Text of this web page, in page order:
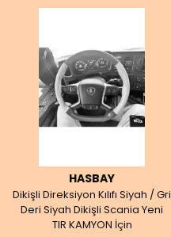
HASBAY
Dikişli Direksiyon Kılıfı Siyah / Gri
Deri Siyah Dikişli Scania Yeni
TIR KAMYON İçin